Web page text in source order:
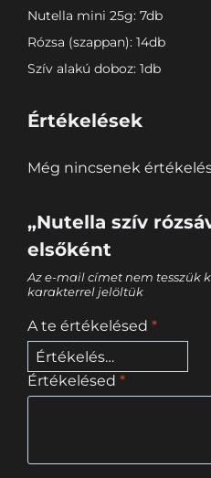
Nutella mini 25g: 7db
Rózsa (szappan): 14db
Szív alakú doboz: 1db
Értékelések
Még nincsenek
„Nutella szív
elsőként
Az e-mail címet nem tesszük
karakterrel jelöltük
A te értékelésed *
Értékelésed *